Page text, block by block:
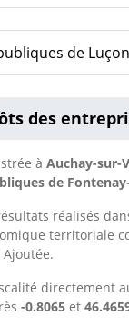
de Luçon
des
à Auchay-sur-
de
réalisés
territoriale
Ajoutée.
directement
-0.8065 et